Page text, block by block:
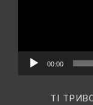
00:00
ТІ